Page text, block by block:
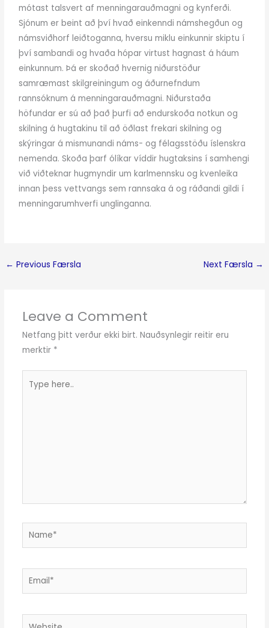
mótast talsvert af menningarauðmagni og kynferði.
Sjónum er beint að því hvað einkenndi námshegðun og
námsviðhorf leiðtoganna, hversu miklu einkunnir skiptu í
því sambandi og hvaða hópar virtust hagnast á háum
einkunnum. Þá er skoðað hvernigniðurstöður
samræmast skilgreiningum og áðurnefndum
rannsóknum á menningarauðmagni.Niðurstaða
höfundar er sú að það þurfi að endurskoða notkun og
skilning á hugtakinu til að öðlast frekari skilning og
skýringar á mismunandi náms- og félagsstöðu íslenskra
nemenda. Skoða þarf ólíkar víddir hugtaksins í samhengi
við viðteknar hugmyndir um karlmennsku og kvenleika
innan þess vettvangs sem rannsaka á og ráðandi gildi í
menningarumhverfi unglinganna.
← Previous Færsla Next Færsla →
Leave a Comment
Netfang þitt verður ekki birt. Nauðsynlegir reitir eru
merktir *
here..
Name*
Email*
Website